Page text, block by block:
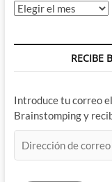
Archivos
RECIBE
Introduce tu correo
Brainstomping y
de